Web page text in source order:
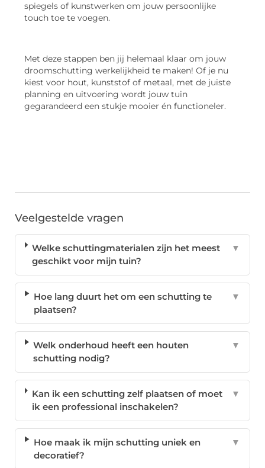
spiegels of kunstwerken om jouw persoonlijke
touch toe te voegen.
Met deze stappen ben jij helemaal klaar om jouw
droomschutting werkelijkheid te maken! Of je nu
kiest voor hout, kunststof of metaal, met de juiste
planning en uitvoering wordt jouw tuin
gegarandeerd een stukje mooier én functioneler.
Veelgestelde vragen
Welke schuttingmaterialen zijn het meest
geschikt voor mijn tuin?
▼
Hoe lang duurt het om een schutting te
plaatsen?
▼
Welk onderhoud heeft een houten
schutting nodig?
▼
Kan ik een schutting zelf plaatsen of moet
ik een professional inschakelen?
▼
Hoe maak ik mijn schutting uniek en
decoratief?
▼